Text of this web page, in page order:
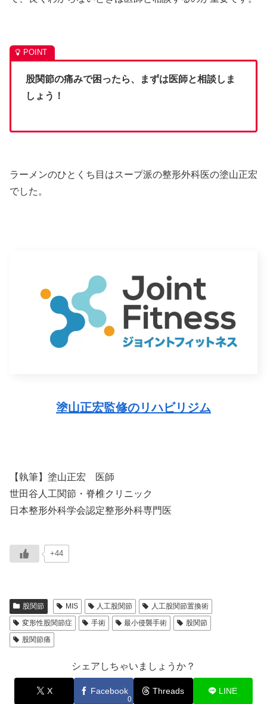
股関節の痛みで困ったら、まずは医師と相談しま
しょう！
ラーメンのひとくち目はスープ派の整形外科医の塗山正宏
でした。
塗山正宏監修のリハビリジム
【執筆】塗山正宏 医師
世田谷人工関節・脊椎クリニック
日本整形外科学会認定整形外科専門医
+44
股関節 MIS 人工股関節
人工股関節置換術
変形性股関節症
手術 最小侵襲手術
股関節
股関節痛
シェアしちゃいましょうか？
X Facebook
0
Threads LINE